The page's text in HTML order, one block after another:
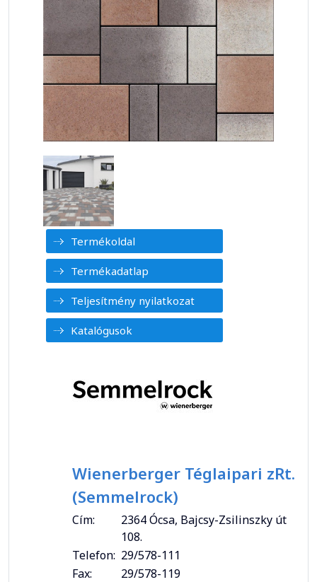
Termékoldal
Termékadatlap
Teljesítmény nyilatkozat
Katalógusok
Wienerberger Téglaipari zRt.
(Semmelrock)
Cím:
2364 Ócsa, Bajcsy-Zsilinszky út
108.
Telefon: 29/578-111
Fax:
29/578-119